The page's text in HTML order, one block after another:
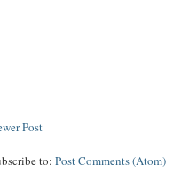
Post
to:Post Comments (Atom)